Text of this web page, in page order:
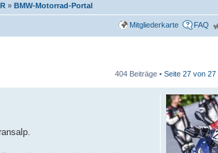
» BMW-Motorrad-Portal
Mitgliederkarte FAQ
404 Beiträge • Seite 27 von 27